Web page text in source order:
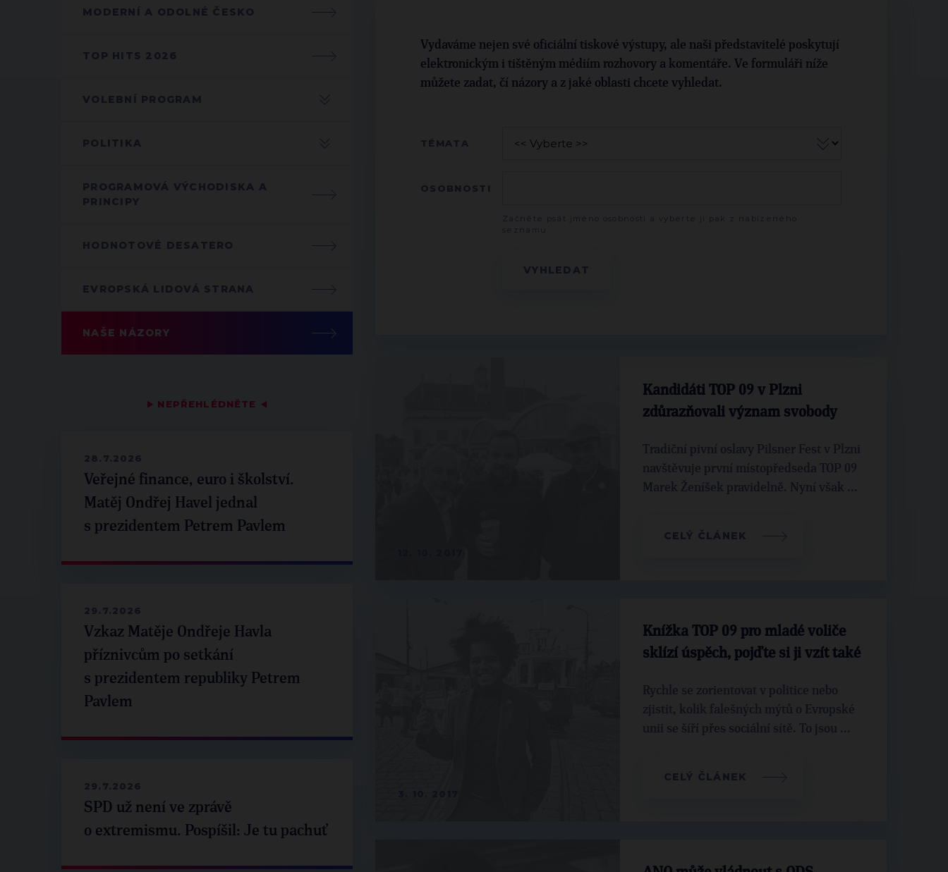
MODERNÍ A ODOLNÉ ČESKO
TOP HITS 2026
VOLEBNÍ PROGRAM
POLITIKA
PROGRAMOVÁ VÝCHODISKA A
PRINCIPY
HODNOTOVÉ DESATERO
EVROPSKÁ LIDOVÁ STRANA
NAŠE NÁZORY
▶ NEPŘEHLÉDNĚTE ◀
28.7.2026
Veřejné finance, euro i školství.
Matěj Ondřej Havel jednal
s prezidentem Petrem Pavlem
29.7.2026
Vzkaz Matěje Ondřeje Havla
příznivcům po setkání
s prezidentem republiky Petrem
Pavlem
29.7.2026
SPD už není ve zprávě
o extremismu. Pospíšil: Je tu pachuť
Vydaváme nejen své oficiální tiskové výstupy, ale naši představitelé poskytují
elektronickým i tištěným médiím rozhovory a komentáře. Ve formuláři níže
můžete zadat, čí názory a z jaké oblasti chcete vyhledat.
TÉMATA
OSOBNOSTI
Kandidáti TOP 09 v Plzni
zdůrazňovali význam svobody
Tradiční pivní oslavy Pilsner Fest v Plzni
navštěvuje první místopředseda TOP 09
Marek Ženíšek pravidelně. Nyní však ...
CELÝ ČLÁNEK
Knížka TOP 09 pro mladé voliče
sklízí úspěch, pojďte si ji vzít také
Rychle se zorientovat v politice nebo
zjistit, kolik falešných mýtů o Evropské
unii se šíří přes sociální sítě. To jsou ...
CELÝ ČLÁNEK